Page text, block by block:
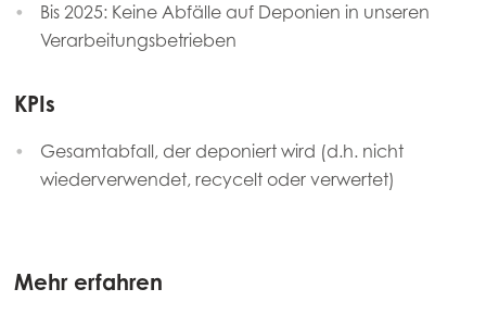
Bis 2025: Keine Abfälle auf Deponien in unseren
Verarbeitungsbetrieben
KPIs
Gesamtabfall, der deponiert wird (d.h. nicht
wiederverwendet, recycelt oder verwertet)
Mehr erfahren